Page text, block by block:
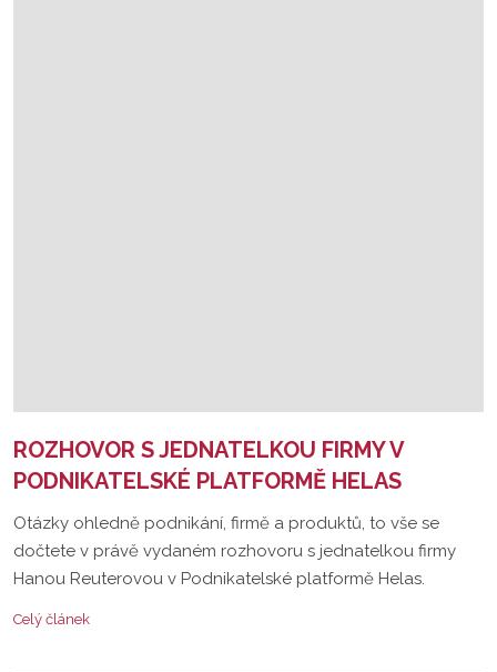
ROZHOVOR S JEDNATELKOU FIRMY V
PODNIKATELSKÉ PLATFORMĚ HELAS
Otázky ohledně podnikání, firmě a produktů, to vše se
dočtete v právě vydaném rozhovoru s jednatelkou firmy
Hanou Reuterovou v Podnikatelské platformě Helas.
Celý článek